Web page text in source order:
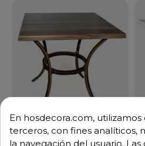
En hosdecora.com,
terceros, con fines analíticos,
la navegación del usuario.